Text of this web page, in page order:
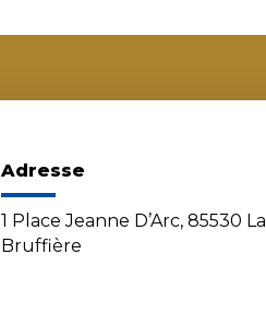
Adresse
1 Place Jeanne D’Arc, 85530 La
Bruffière